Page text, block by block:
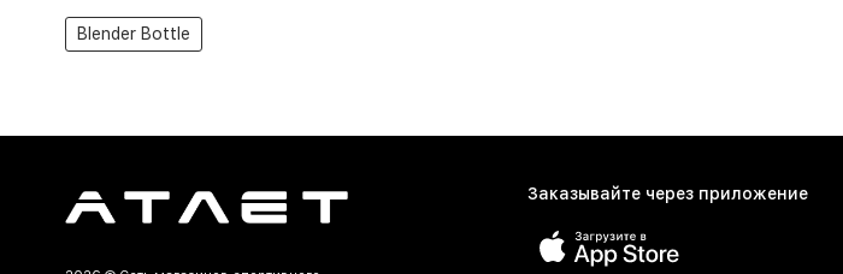
Blender Bottle
Заказывайте через приложение